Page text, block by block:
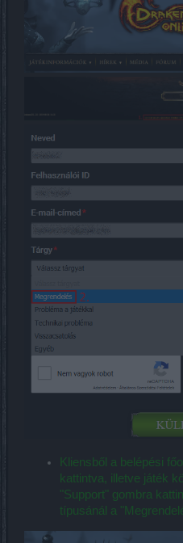
Kliensből a belépési
kattintva, illetve játék
"Support" gombra
típusánál a